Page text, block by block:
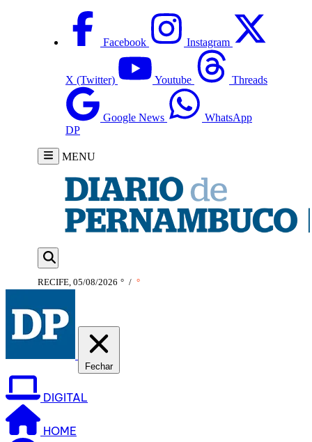
Facebook Instagram
X (Twitter) Youtube Threads
Google News
WhatsApp
DP
MENU
RECIFE, 05/08/2026 ° / °
Fechar
DIGITAL
HOME